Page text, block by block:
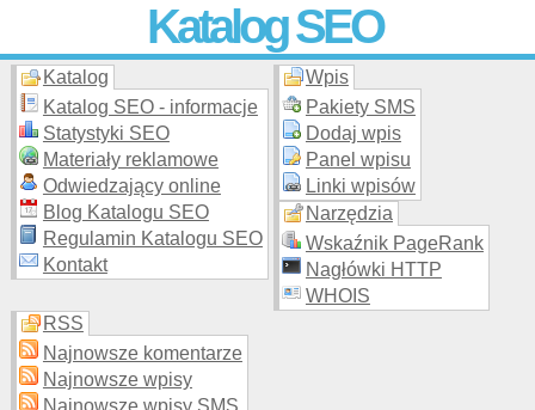
Katalog SEO
Skuteczna i promocja stron WWW –
moderowanego katalogu za darmo!
Katalog
Katalog SEO - informacje
Statystyki SEO
Materiały reklamowe
Odwiedzający online
Blog Katalogu SEO
Regulamin Katalogu SEO
Kontakt
Wpis
Pakiety SMS
Dodaj wpis
Panel wpisu
Linki wpisów
Narzędzia
Wskaźnik PageRank
Nagłówki HTTP
WHOIS
RSS
Najnowsze komentarze
Najnowsze wpisy
Najnowsze wpisy SMS